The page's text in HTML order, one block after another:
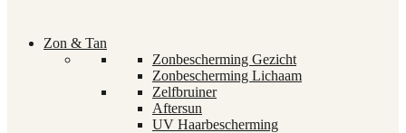
Zon & Tan
Zonbescherming Gezicht
Zonbescherming Lichaam
Zelfbruiner
Aftersun
UV Haarbescherming